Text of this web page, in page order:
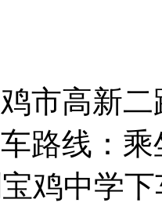
市高新二
路线：
鸡中学